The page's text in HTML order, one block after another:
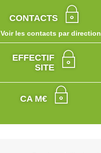
CONTACTS
Voir les contacts par direction
EFFECTIF
SITE
CA M€